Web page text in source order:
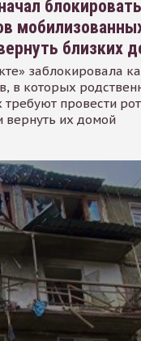
близких
заблокировала
в которых
провести
вернуть их домой